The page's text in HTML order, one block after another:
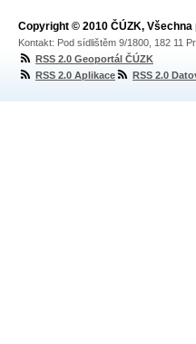
Copyright © 2010 ČÚZK,
Kontakt: Pod sídlištěm 9/1800, 182 11
RSS 2.0 Geoportál ČÚZK
RSS 2.0 Aplikace
RSS 2.0